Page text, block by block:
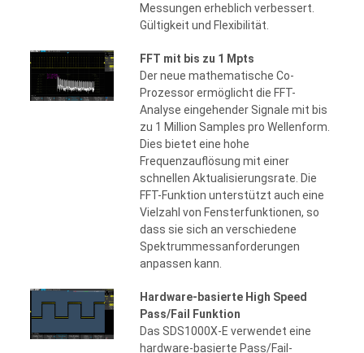
Messungen erheblich verbessert.
Gültigkeit und Flexibilität.
FFT mit bis zu 1 Mpts
Der neue mathematische Co-
Prozessor ermöglicht die FFT-
Analyse eingehender Signale mit bis
zu 1 Million Samples pro Wellenform.
Dies bietet eine hohe
Frequenzauflösung mit einer
schnellen Aktualisierungsrate. Die
FFT-Funktion unterstützt auch eine
Vielzahl von Fensterfunktionen, so
dass sie sich an verschiedene
Spektrummessanforderungen
anpassen kann.
Hardware-basierte High Speed
Pass/Fail Funktion
Das SDS1000X-E verwendet eine
hardware-basierte Pass/Fail-